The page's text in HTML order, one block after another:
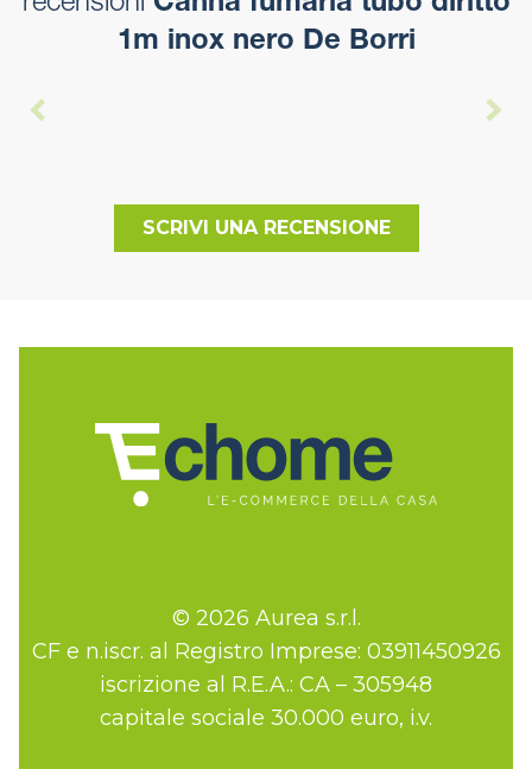
1m inox nero De Borri
SCRIVI UNA RECENSIONE
© 2026 Aurea s.r.l.
CF e n.iscr. al Registro Imprese: 03911450926
iscrizione al R.E.A.: CA – 305948
capitale sociale 30.000 euro, i.v.